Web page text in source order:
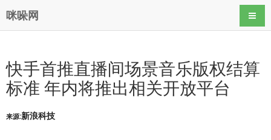
咪哚网 导航
快手首推直播间场景音乐版权结算
标准 年内将推出相关开放平台
来源:新浪科技